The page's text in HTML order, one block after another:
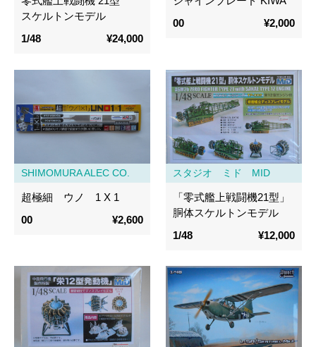
スケルトンモデル
1/48
¥24,000
00
¥2,000
SHIMOMURA ALEC CO.
超極細 ウノ 1 X 1
00
¥2,600
スタジオ ミド MID
「零式艦上戦闘機21型」
胴体スケルトンモデル
1/48
¥12,000